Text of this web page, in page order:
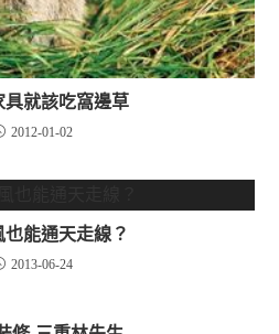
具就該吃窩邊草
2012-01-02
能通天走線？
2013-06-24